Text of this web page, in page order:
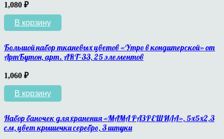
1,080 ₽
В корзину
Большой набор тканевых цветов «Утро в кондитерской» от
АртБутон, арт. ART-33, 25 элементов
1,060 ₽
В корзину
Набор баночек для хранения «МАМА РАЗРЕШИЛА», 5х5х2,3
см, цвет крышечки серебро, 3 штуки